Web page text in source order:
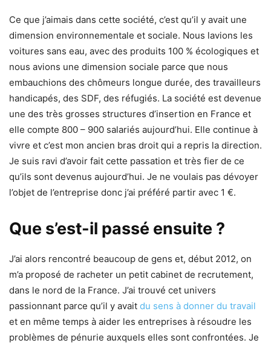
Ce que j’aimais dans cette société, c’est qu’il y avait une
dimension environnementale et sociale. Nous lavions les
voitures sans eau, avec des produits 100 % écologiques et
nous avions une dimension sociale parce que nous
embauchions des chômeurs longue durée, des travailleurs
handicapés, des SDF, des réfugiés. La société est devenue
une des très grosses structures d’insertion en France et
elle compte 800 – 900 salariés aujourd’hui. Elle continue à
vivre et c’est mon ancien bras droit qui a repris la direction.
Je suis ravi d’avoir fait cette passation et très fier de ce
qu’ils sont devenus aujourd’hui. Je ne voulais pas dévoyer
l’objet de l’entreprise donc j’ai préféré partir avec 1 €.
Que s’est-il passé ensuite ?
J’ai alors rencontré beaucoup de gens et, début 2012, on
m’a proposé de racheter un petit cabinet de recrutement,
dans le nord de la France. J’ai trouvé cet univers
passionnant parce qu’il y avait du sens à donner du travail
et en même temps à aider les entreprises à résoudre les
problèmes de pénurie auxquels elles sont confrontées. Je